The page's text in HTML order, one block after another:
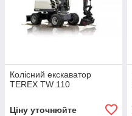
Колісний екскаватор
TEREX TW 110
Ціну уточнюйте